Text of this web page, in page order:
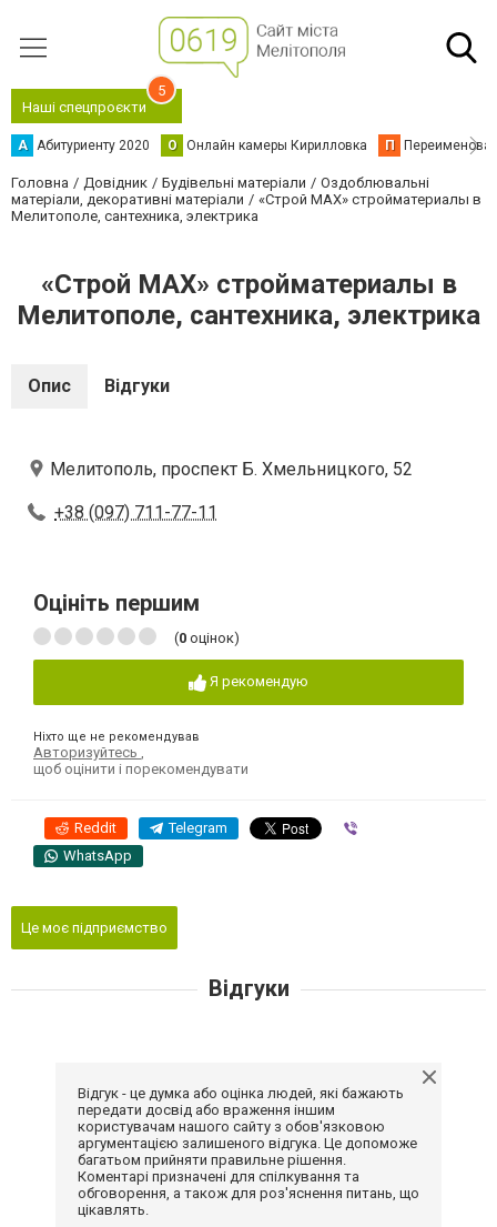
Наші спецпроєкти
5
А Абитуриенту 2020 О Онлайн камеры Кирилловка П
Головна Довідник Будівельні матеріали
Оздоблювальні
матеріали, декоративні матеріали
«Строй MAX» стройматериалы в
Мелитополе, сантехника, электрика
«Строй MAX» стройматериалы в
Мелитополе, сантехника, электрика
Опис Відгуки
Мелитополь, проспект Б. Хмельницкого, 52
+38 (097) 711-77-11
Оцініть першим
(0 оцінок)
Я рекомендую
Ніхто ще не рекомендував
Авторизуйтесь
щоб оцінити і порекомендувати
Reddit Telegram
WhatsApp
Це моє підприємство
Відгуки
Відгук - це думка або оцінка людей, які бажають
передати досвід або враження іншим
користувачам нашого сайту з обов'язковою
аргументацією залишеного відгука. Це допоможе
багатьом прийняти правильне рішення.
Коментарі призначені для спілкування та
обговорення, а також для роз'яснення питань, що
цікавлять.